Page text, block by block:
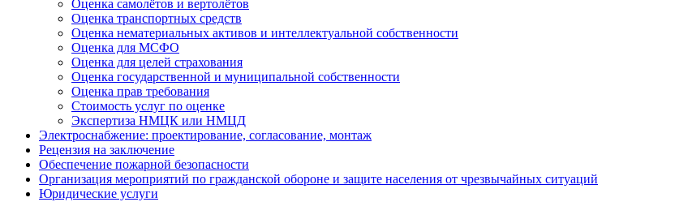
Оценка самолётов и вертолётов
Оценка транспортных средств
Оценка нематериальных активов и интеллектуальной собственности
Оценка для МСФО
Оценка для целей страхования
Оценка государственной и муниципальной собственности
Оценка прав требования
Стоимость услуг по оценке
Экспертиза НМЦК или НМЦД
Электроснабжение: проектирование, согласование, монтаж
Рецензия на заключение
Обеспечение пожарной безопасности
Организация мероприятий по гражданской обороне и защите населения от чрезвычайных ситуаций
Юридические услуги